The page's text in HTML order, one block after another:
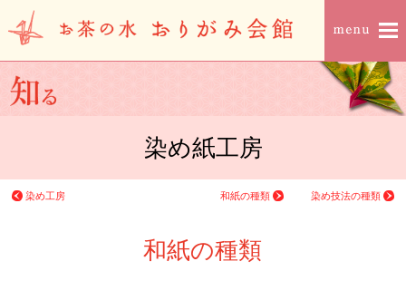
染め紙工房
染め工房 和紙の種類 染め技法の種類
和紙の種類